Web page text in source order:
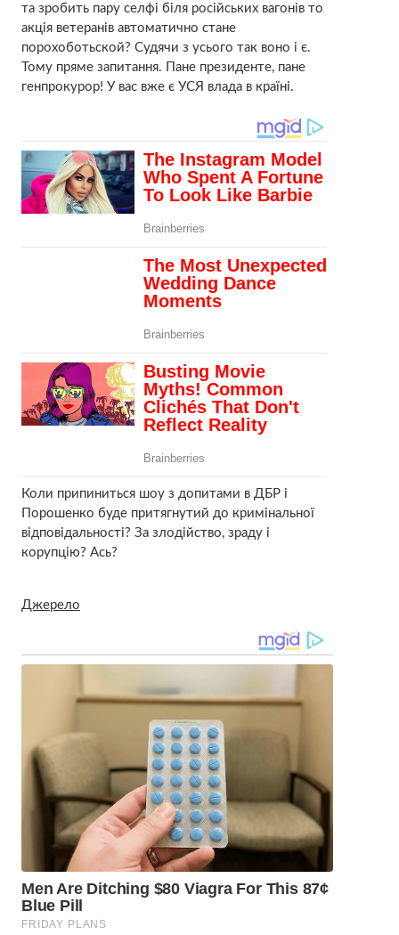
та зробить пару селфі біля російських вагонів то
акція ветеранів автоматично стане
порохоботьской? Судячи з усього так воно і є.
Тому пряме запитання. Пане президенте, пане
генпрокурор! У вас вже є УСЯ влада в країні.
Коли припиниться шоу з допитами в ДБР і
Порошенко буде притягнутий до кримінальної
відповідальності? За злодійство, зраду і
корупцію? Ась?
Джерело